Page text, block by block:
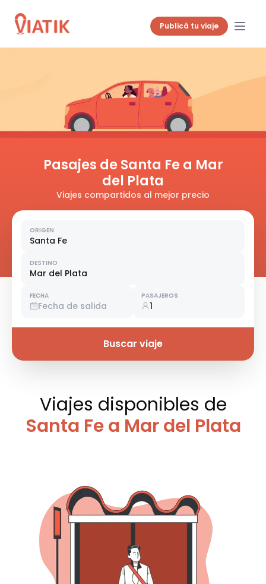
Publicá tu viaje
Pasajes de Santa Fe a Mar
del Plata
Viajes compartidos al mejor precio
ORIGEN
Santa Fe
DESTINO
Mar del Plata
FECHA
Fecha de salida
PASAJEROS
1
Buscar viaje
Viajes disponibles de
Santa Fe a Mar del Plata